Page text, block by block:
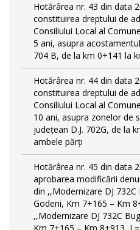
Hotărârea nr. 43 din data
constituirea dreptului de
Consiliului Local al
5 ani, asupra
704 B, de la km 0+141 la
Hotărârea nr. 44 din data
constituirea dreptului de
Consiliului Local al
10 ani, asupra zonelor de
județean D.J. 702G, de la
ambele părți
Hotărârea nr. 45 din data
aprobarea modificării
din ,,Modernizare DJ
Godeni, Km 7+165 – Km
,,Modernizare DJ 732C